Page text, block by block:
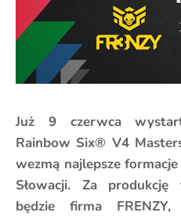
Już 9 czerwca
Rainbow Six® V4
wezmą najlepsze
Słowacji. Za produkcję
będzie firma